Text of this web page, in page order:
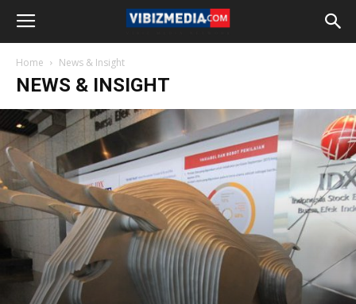
Home News & Insight
NEWS & INSIGHT